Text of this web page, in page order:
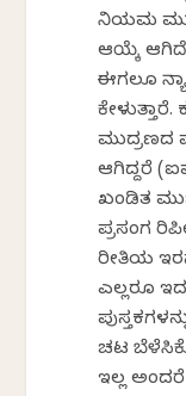
ನಿಯಮ
ಆಯ್ಕೆ
ಈಗಲೂ
ಮುದ್ರಣದ
ಆಗಿದ್ದರೆ
ಖಂಡಿತ
ಪ್ರಸಂಗ
ರೀತಿಯ
ಎಲ್ಲರೂ
ಚಟ
ಇಲ್ಲ ಅಂದರೆ